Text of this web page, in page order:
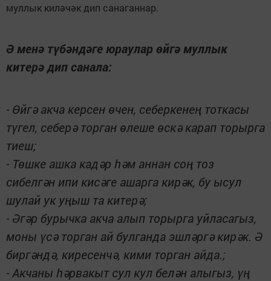
муллык киләчәк дип санаганнар.
Ә менә түбәндәге юраулар өйгә муллык
китерә дип санала:
- Өйгә акча керсен өчен, себеркенең тоткасы
түгел, себерә торган өлеше өскә карап торырга
тиеш;
- Төшке ашка кадәр һәм аннан соң тоз
сибелгән ипи кисәге ашарга кирәк, бу ысул
шулай ук уңыш та китерә;
- Әгәр бурычка акча алып торырга уйласагыз,
моны үсә торган ай булганда эшләргә кирәк. Ә
биргәндә, киресенчә, кими торган айда.;
- Акчаны һәрвакыт сул кул белән алыгыз, үң